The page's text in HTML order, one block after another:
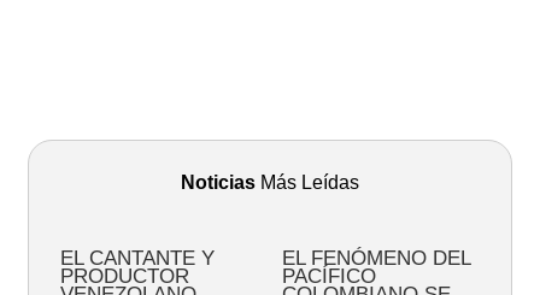
Noticias Más Leídas
EL CANTANTE Y
PRODUCTOR
EL FENÓMENO DEL
PACÍFICO